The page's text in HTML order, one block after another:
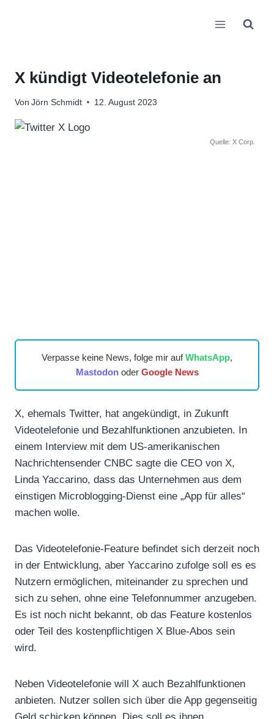
X kündigt Videotelefonie an
Von Jörn Schmidt 12. August 2023
Quelle: X Corp.
Verpasse keine News, folge mir aufWhatsApp,
Mastodonoder Google News
X, ehemals Twitter, hat angekündigt, in Zukunft
Videotelefonie und Bezahlfunktionen anzubieten. In
einem Interview mit dem US-amerikanischen
Nachrichtensender CNBC sagte die CEO von X,
Linda Yaccarino, dass das Unternehmen aus dem
einstigen Microblogging-Dienst eine „App für alles“
machen wolle.
Das Videotelefonie-Feature befindet sich derzeit noch
in der Entwicklung, aber Yaccarino zufolge soll es es
Nutzern ermöglichen, miteinander zu sprechen und
sich zu sehen, ohne eine Telefonnummer anzugeben.
Es ist noch nicht bekannt, ob das Feature kostenlos
oder Teil des kostenpflichtigen X Blue-Abos sein
wird.
Neben Videotelefonie will X auch Bezahlfunktionen
anbieten. Nutzer sollen sich über die App gegenseitig